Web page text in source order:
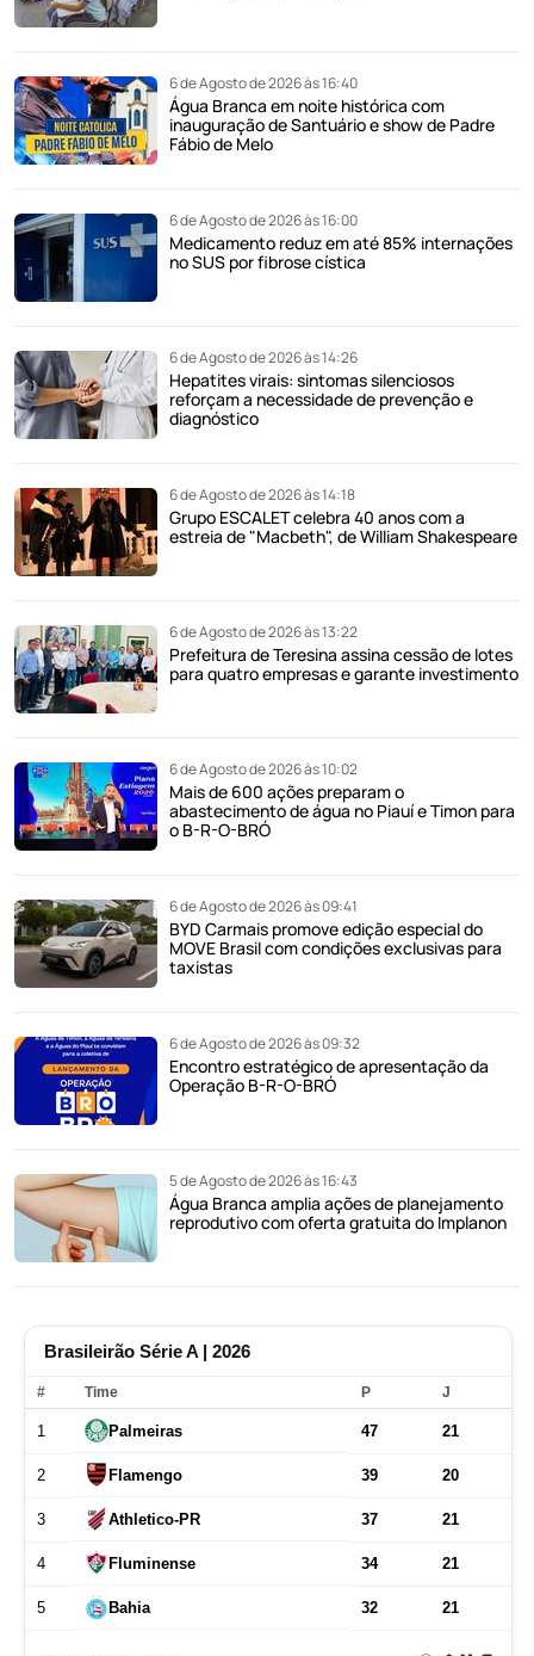
6 de Agosto de 2026 às 16:40
Água Branca em noite histórica com
inauguração de Santuário e show de Padre
Fábio de Melo
6 de Agosto de 2026 às 16:00
Medicamento reduz em até 85% internações
no SUS por fibrose cística
6 de Agosto de 2026 às 14:26
Hepatites virais: sintomas silenciosos
reforçam a necessidade de prevenção e
diagnóstico
6 de Agosto de 2026 às 14:18
Grupo ESCALET celebra 40 anos com a
estreia de "Macbeth", de William Shakespeare
6 de Agosto de 2026 às 13:22
Prefeitura de Teresina assina cessão de lotes
para quatro empresas e garante investimento
6 de Agosto de 2026 às 10:02
Mais de 600 ações preparam o
abastecimento de água no Piauí e Timon para
o B-R-O-BRÓ
6 de Agosto de 2026 às 09:41
BYD Carmais promove edição especial do
MOVE Brasil com condições exclusivas para
taxistas
6 de Agosto de 2026 às 09:32
Encontro estratégico de apresentação da
Operação B-R-O-BRÓ
5 de Agosto de 2026 às 16:43
Água Branca amplia ações de planejamento
reprodutivo com oferta gratuita do Implanon